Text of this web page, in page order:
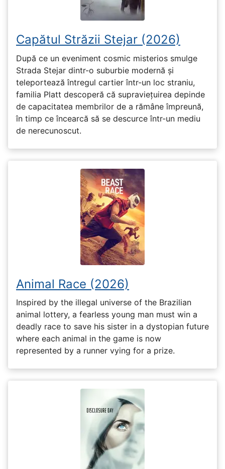
Capătul Străzii Stejar (2026)
După ce un eveniment cosmic misterios smulge
Strada Stejar dintr-o suburbie modernă și
teleportează întregul cartier într-un loc straniu,
familia Platt descoperă că supraviețuirea depinde
de capacitatea membrilor de a rămâne împreună,
în timp ce încearcă să se descurce într-un mediu
de nerecunoscut.
Animal Race (2026)
Inspired by the illegal universe of the Brazilian
animal lottery, a fearless young man must win a
deadly race to save his sister in a dystopian future
where each animal in the game is now
represented by a runner vying for a prize.